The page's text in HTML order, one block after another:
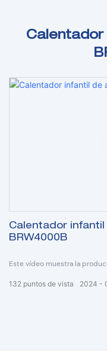
Calentador
Calentador
BRW4000B
Este vídeo muestra la producción a
africano.
2024
132 puntos de vista